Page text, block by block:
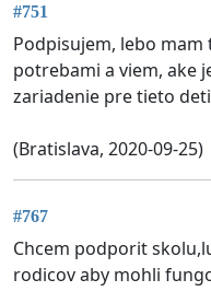
#751
Podpisujem, lebo mam
potrebami a viem, ake
zariadenie pre tieto
(Bratislava, 2020-09-25)
#767
Chcem podporit
rodicov aby mohli